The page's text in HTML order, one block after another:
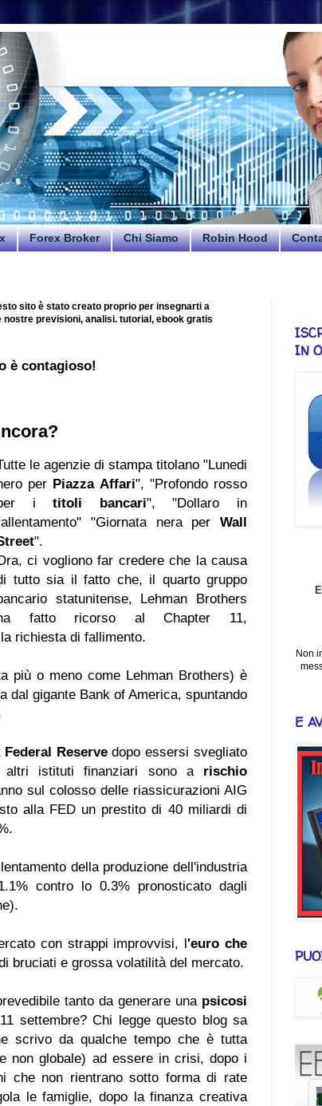
Forex Broker Chi Siamo Robin Hood
sito è stato creato proprio per insegnarti a
previsioni, analisi. tutorial, ebook gratis
è contagioso!
le agenzie di stampa titolano "Lunedi
per Piazza Affari", "Profondo rosso
ititoli bancari", "Dollaro in
"Giornata nera per Wall
".
ci vogliono far credere che la causa
tutto sia il fatto che, il quarto gruppo
statunitense, Lehman Brothers
fatto ricorso al Chapter 11,
richiesta di fallimento.
più o meno come Lehman Brothers) è
dal gigante Bank of America, spuntando
Federal Reservedopo essersi svegliato
istituti finanziari sono a rischio
sul colosso delle riassicurazioni AIG
alla FED un prestito di 40 miliardi di
della produzione dell'industria
contro lo 0.3% pronosticato dagli
con strappi improvvisi, l'euro che
bruciati e grossa volatilità del mercato.
tanto da generare una psicosi
settembre? Chi legge questo blog sa
scrivo da qualche tempo che è tutta
non globale) ad essere in crisi, dopo i
che non rientrano sotto forma di rate
le famiglie, dopo la finanza creativa
IN
Non
E